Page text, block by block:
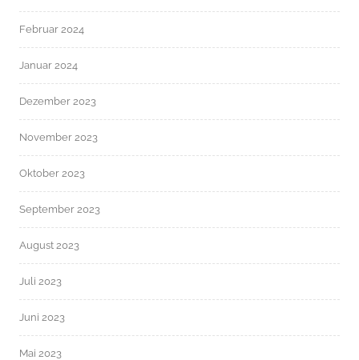
Februar 2024
Januar 2024
Dezember 2023
November 2023
Oktober 2023
September 2023
August 2023
Juli 2023
Juni 2023
Mai 2023